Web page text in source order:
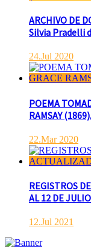
ARCHIVO DE
Silvia Pradelli
24.Jul 2020
POEMA
RAMSAY
22.Mar 2020
REGISTROS
AL 12 DE JULIO
12.Jul 2021